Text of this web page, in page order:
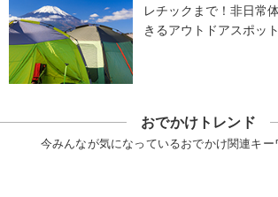
レチックまで！非日常
きるアウトドアスポッ
おでかけトレンド
今みんなが気になっているおでかけ関連キー